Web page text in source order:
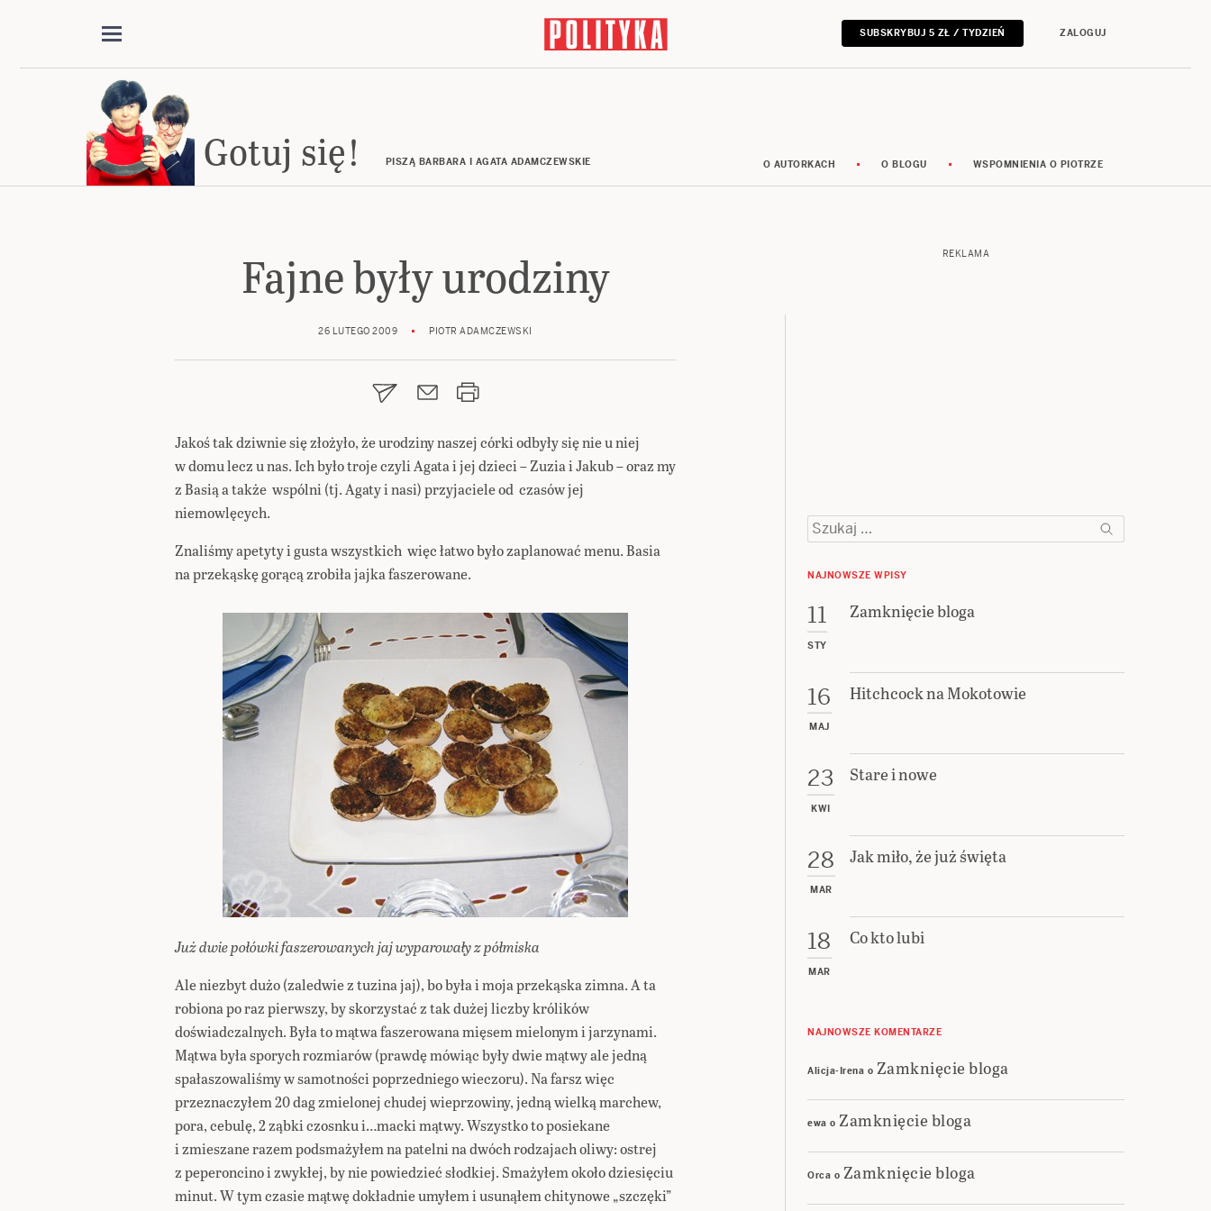
SUBSKRYBUJ 5 ZŁ / TYDZIEŃ ZALOGUJ
Gotuj się! PISZĄ BARBARA I AGATA ADAMCZEWSKIE O AUTORKACH O BLOGU WSPOMNIENIA O PIOTRZE
Fajne były urodziny
26 LUTEGO 2009 PIOTR ADAMCZEWSKI
Jakoś tak dziwnie się złożyło, że urodziny naszej córki odbyły się nie u niej
w domu lecz u nas. Ich było troje czyli Agata i jej dzieci – Zuzia i Jakub – oraz my
z Basią a także wspólni (tj. Agaty i nasi) przyjaciele od czasów jej
niemowlęcych.
Znaliśmy apetyty i gusta wszystkich więc łatwo było zaplanować menu. Basia
na przekąskę gorącą zrobiła jajka faszerowane.
Już dwie połówki faszerowanych jaj wyparowały z półmiska
Ale niezbyt dużo (zaledwie z tuzina jaj), bo była i moja przekąska zimna. A ta
robiona po raz pierwszy, by skorzystać z tak dużej liczby królików
doświadczalnych. Była to mątwa faszerowana mięsem mielonym i jarzynami.
Mątwa była sporych rozmiarów (prawdę mówiąc były dwie mątwy ale jedną
spałaszowaliśmy w samotności poprzedniego wieczoru). Na farsz więc
przeznaczyłem 20 dag zmielonej chudej wieprzowiny, jedną wielką marchew,
pora, cebulę, 2 ząbki czosnku i…macki mątwy. Wszystko to posiekane
i zmieszane razem podsmażyłem na patelni na dwóch rodzajach oliwy: ostrej
z peperoncino i zwykłej, by nie powiedzieć słodkiej. Smażyłem około dziesięciu
minut. W tym czasie mątwę dokładnie umyłem i usunąłem chitynowe „szczęki”
REKLAMA
Szukaj:
NAJNOWSZE WPISY
11
STY
Zamknięcie bloga
16
MAJ
Hitchcock na Mokotowie
23
KWI
Stare i nowe
28
MAR
Jak miło, że już święta
18
MAR
Co kto lubi
NAJNOWSZE KOMENTARZE
Alicja-Irena o Zamknięcie bloga
ewa o Zamknięcie bloga
Orca o Zamknięcie bloga